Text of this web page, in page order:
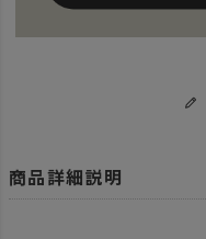
商品詳細説明